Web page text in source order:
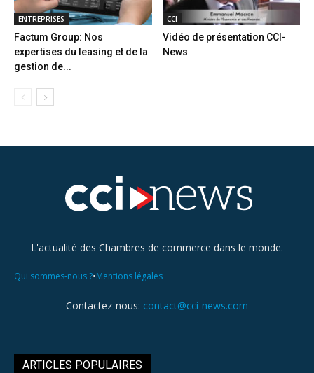
ENTREPRISES
Factum Group: Nos
expertises du leasing et de la
gestion de...
CCI
Vidéo de présentation CCI-
News
L'actualité des Chambres de commerce dans le monde.
Qui sommes-nous ?•Mentions légales
Contactez-nous: contact@cci-news.com
ARTICLES POPULAIRES